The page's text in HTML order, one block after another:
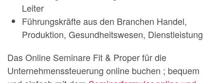
Leiter
Führungskräfte aus den Branchen Handel,
Produktion, Gesundheitswesen, Dienstleistung
Das Online Seminare Fit & Proper für die
Unternehmenssteuerung online buchen ; bequem